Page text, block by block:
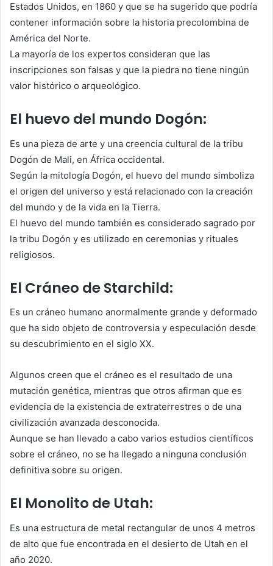
Estados Unidos, en 1860 y que se ha sugerido que podría
contener información sobre la historia precolombina de
América del Norte.
La mayoría de los expertos consideran que las
inscripciones son falsas y que la piedra no tiene ningún
valor histórico o arqueológico.
El huevo del mundo Dogón:
Es una pieza de arte y una creencia cultural de la tribu
Dogón de Mali, en África occidental.
Según la mitología Dogón, el huevo del mundo simboliza
el origen del universo y está relacionado con la creación
del mundo y de la vida en la Tierra.
El huevo del mundo también es considerado sagrado por
la tribu Dogón y es utilizado en ceremonias y rituales
religiosos.
El Cráneo de Starchild:
Es un cráneo humano anormalmente grande y deformado
que ha sido objeto de controversia y especulación desde
su descubrimiento en el siglo XX.
Algunos creen que el cráneo es el resultado de una
mutación genética, mientras que otros afirman que es
evidencia de la existencia de extraterrestres o de una
civilización avanzada desconocida.
Aunque se han llevado a cabo varios estudios científicos
sobre el cráneo, no se ha llegado a ninguna conclusión
definitiva sobre su origen.
El Monolito de Utah:
Es una estructura de metal rectangular de unos 4 metros
de alto que fue encontrada en el desierto de Utah en el
año 2020.